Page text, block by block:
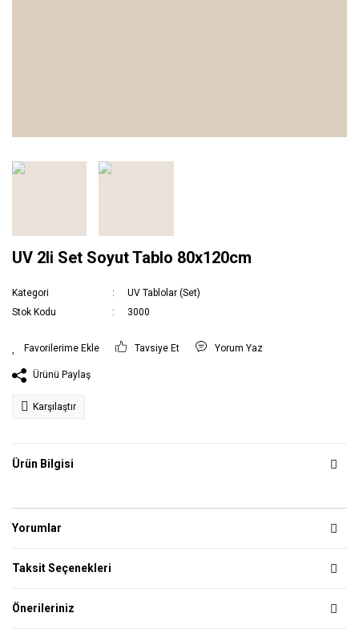
UV 2li Set Soyut Tablo 80x120cm
Kategori
UV Tablolar (Set)
Stok Kodu
3000
Tavsiye Et Yorum Yaz
Ürünü Paylaş
Karşılaştır
Ürün Bilgisi
Yorumlar
Taksit Seçenekleri
Önerileriniz